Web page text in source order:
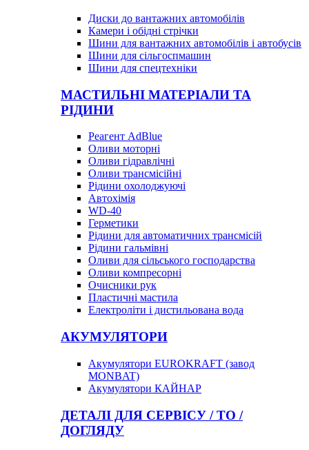
Диски до вантажних автомобілів
Камери і обідні стрічки
Шини для вантажних автомобілів і автобусів
Шини для сільгоспмашин
Шини для спецтехніки
МАСТИЛЬНІ МАТЕРІАЛИ ТА
РІДИНИ
Реагент AdBlue
Оливи моторні
Оливи гідравлічні
Оливи трансмісійні
Рідини охолоджуючі
Автохімія
WD-40
Герметики
Рідини для автоматичних трансмісій
Рідини гальмівні
Оливи для сільського господарства
Оливи компресорні
Очисники рук
Пластичні мастила
Електроліти і дистильована вода
АКУМУЛЯТОРИ
Акумулятори EUROKRAFT (завод
MONBAT)
Акумулятори КАЙНАР
ДЕТАЛІ ДЛЯ СЕРВІСУ / ТО /
ДОГЛЯДУ